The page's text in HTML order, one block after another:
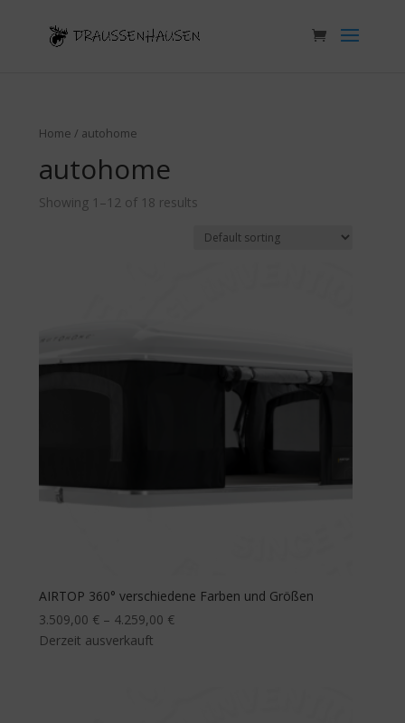
Home / autohome
autohome
Showing 1–12 of 18 results
AIRTOP 360° verschiedene Farben und Größen
3.509,00 € – 4.259,00 €
Derzeit ausverkauft